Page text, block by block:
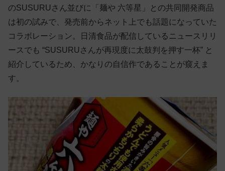
のSUSURUさん並びに「麺や 六等星」との共同開発商品
は初の試みで、発売前からネット上でも話題になっていた
コラボレーション。日清食品が配信しているニュースリリ
ースでも “SUSURUさんが再現度に太鼓判を押す一杯” と
紹介しているため、かなりの自信作であることが窺えま
す。